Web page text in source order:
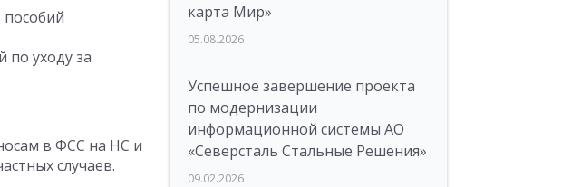
по уходу за
в ФСС на НС и
случаев.
карта Мир»
05.08.2026
Успешное завершение проекта
по модернизации
информационной системы АО
«Северсталь Стальные Решения»
09.02.2026